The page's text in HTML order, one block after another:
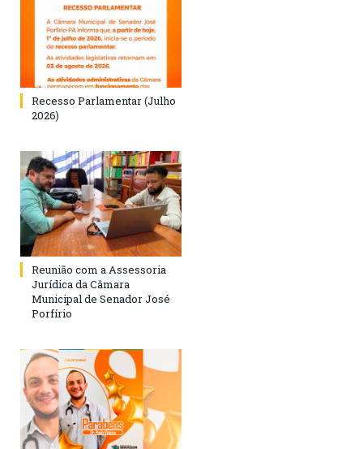
Recesso Parlamentar (Julho
2026)
Reunião com a Assessoria
Jurídica da Câmara
Municipal de Senador José
Porfírio